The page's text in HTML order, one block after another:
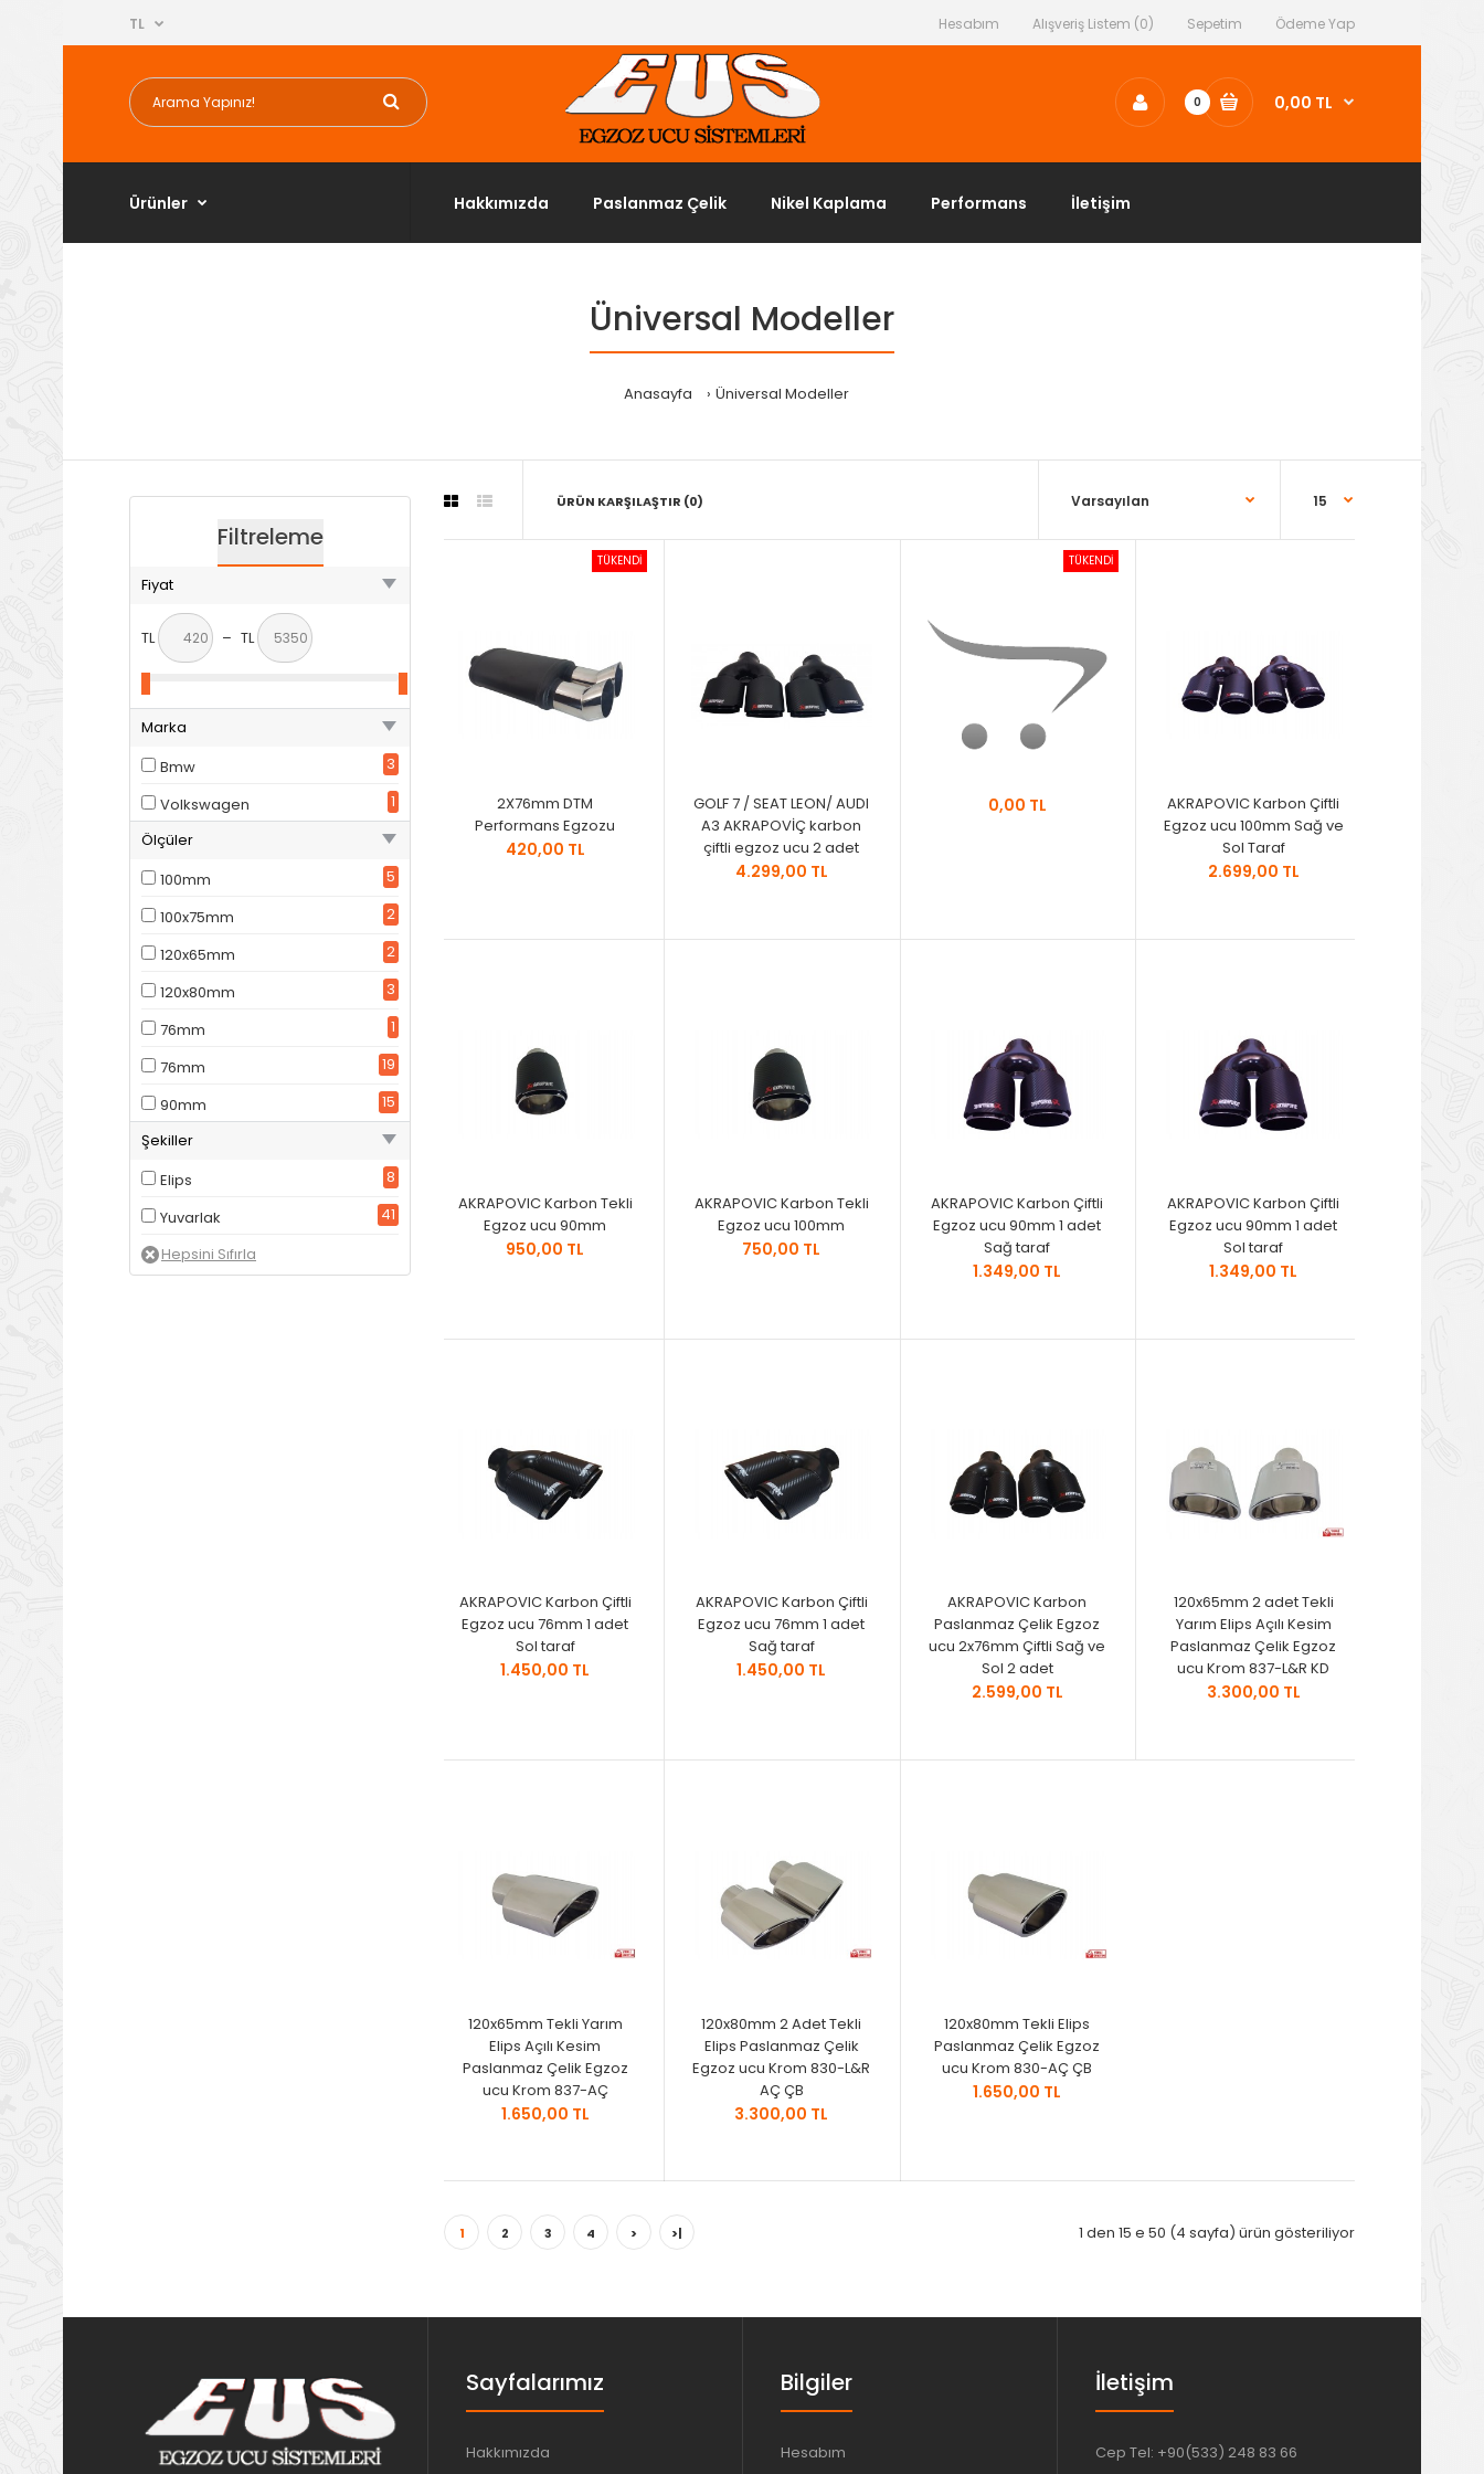
Hesabım Alışveriş Listem (0) Sepetim Ödeme Yap
TL
0 0,00 TL
Ürünler Hakkımızda Paslanmaz Çelik Nikel Kaplama Performans İletişim
Üniversal Modeller
Anasayfa Üniversal Modeller
Filtreleme
Fiyat
TL – TL
Marka
Bmw
3
Volkswagen
1
Ölçüler
100mm
5
100x75mm
2
120x65mm
2
120x80mm
3
76mm
1
76mm
19
90mm
15
Şekiller
Elips
8
Yuvarlak
41
ÜRÜN KARŞILAŞTIR (0)
TÜKENDİ
2X76mm DTM
Performans Egzozu
420,00 TL
GOLF 7 / SEAT LEON/ AUDI
A3 AKRAPOVİÇ karbon
çiftli egzoz ucu 2 adet
4.299,00 TL
TÜKENDİ
0,00 TL
AKRAPOVIC Karbon Çiftli
Egzoz ucu 100mm Sağ ve
Sol Taraf
2.699,00 TL
AKRAPOVIC Karbon Tekli
Egzoz ucu 90mm
950,00 TL
AKRAPOVIC Karbon Tekli
Egzoz ucu 100mm
750,00 TL
AKRAPOVIC Karbon Çiftli
Egzoz ucu 90mm 1 adet
Sağ taraf
1.349,00 TL
AKRAPOVIC Karbon Çiftli
Egzoz ucu 90mm 1 adet
Sol taraf
1.349,00 TL
AKRAPOVIC Karbon Çiftli
Egzoz ucu 76mm 1 adet
Sol taraf
1.450,00 TL
AKRAPOVIC Karbon Çiftli
Egzoz ucu 76mm 1 adet
Sağ taraf
1.450,00 TL
AKRAPOVIC Karbon
Paslanmaz Çelik Egzoz
ucu 2x76mm Çiftli Sağ ve
Sol 2 adet
2.599,00 TL
120x65mm 2 adet Tekli
Yarım Elips Açılı Kesim
Paslanmaz Çelik Egzoz
ucu Krom 837-L&R KD
3.300,00 TL
120x65mm Tekli Yarım
Elips Açılı Kesim
Paslanmaz Çelik Egzoz
ucu Krom 837-AÇ
1.650,00 TL
120x80mm 2 Adet Tekli
Elips Paslanmaz Çelik
Egzoz ucu Krom 830-L&R
AÇ ÇB
3.300,00 TL
120x80mm Tekli Elips
Paslanmaz Çelik Egzoz
ucu Krom 830-AÇ ÇB
1.650,00 TL
1 2 3 4 > >| 1 den 15 e 50 (4 sayfa) ürün gösteriliyor
Sayfalarımız
Hakkımızda
Bilgiler
Hesabım
İletişim
Cep Tel: +90(533) 248 83 66